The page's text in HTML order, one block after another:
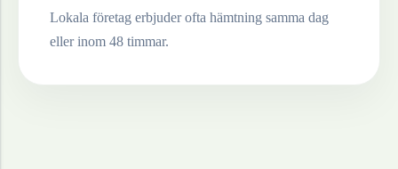
Lokala företag erbjuder ofta hämtning samma dag
eller inom 48 timmar.